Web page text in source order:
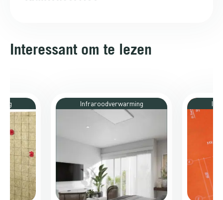
Interessant om te lezen
Infraroodverwarming